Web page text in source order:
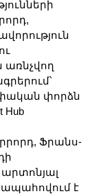
առնչվող
փորձն
Hub
Ֆրանս-
ապահովում է